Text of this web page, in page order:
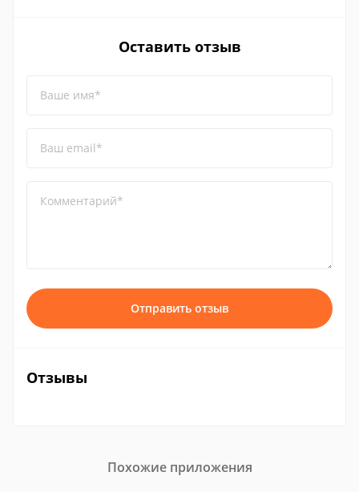
Оставить отзыв
Ваше имя*
Ваш email*
Комментарий*
Отправить отзыв
Отзывы
Похожие приложения